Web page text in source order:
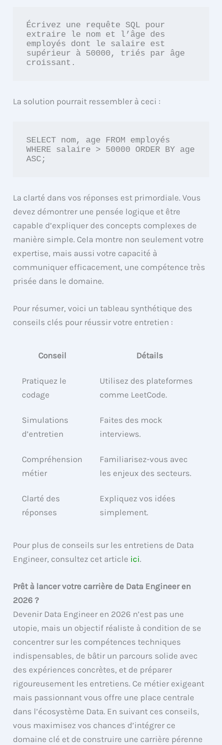
Écrivez une requête SQL pour
extraire le nom et l’âge des
employés dont le salaire est
supérieur à 50000, triés par âge
croissant.
La solution pourrait ressembler à ceci :
SELECT nom, age FROM employés
WHERE salaire > 50000 ORDER BY age
ASC;
La clarté dans vos réponses est primordiale. Vous
devez démontrer une pensée logique et être
capable d’expliquer des concepts complexes de
manière simple. Cela montre non seulement votre
expertise, mais aussi votre capacité à
communiquer efficacement, une compétence très
prisée dans le domaine.
Pour résumer, voici un tableau synthétique des
conseils clés pour réussir votre entretien :
Conseil Détails
Pratiquez le
codage
Utilisez des plateformes
comme LeetCode.
Simulations
d’entretien
Faites des mock
interviews.
Compréhension
métier
Familiarisez-vous avec
les enjeux des secteurs.
Clarté des
réponses
Expliquez vos idées
simplement.
Pour plus de conseils sur les entretiens de Data
Engineer, consultez cet article ici.
Prêt à lancer votre carrière de Data Engineer en
2026 ?
Devenir Data Engineer en 2026 n’est pas une
utopie, mais un objectif réaliste à condition de se
concentrer sur les compétences techniques
indispensables, de bâtir un parcours solide avec
des expériences concrètes, et de préparer
rigoureusement les entretiens. Ce métier exigeant
mais passionnant vous offre une place centrale
dans l’écosystème Data. En suivant ces conseils,
vous maximisez vos chances d’intégrer ce
domaine clé et de construire une carrière pérenne